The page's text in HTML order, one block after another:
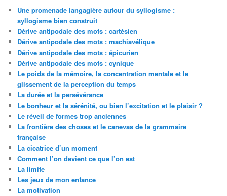
Une promenade langagière autour du syllogisme :
syllogisme bien construit
Dérive antipodale des mots : cartésien
Dérive antipodale des mots : machiavélique
Dérive antipodale des mots : épicurien
Dérive antipodale des mots : cynique
Le poids de la mémoire, la concentration mentale et le
glissement de la perception du temps
La durée et la persévérance
Le bonheur et la sérénité, ou bien l’excitation et le plaisir ?
Le réveil de formes trop anciennes
La frontière des choses et le canevas de la grammaire
française
La cicatrice d’un moment
Comment l’on devient ce que l’on est
La limite
Les jeux de mon enfance
La motivation